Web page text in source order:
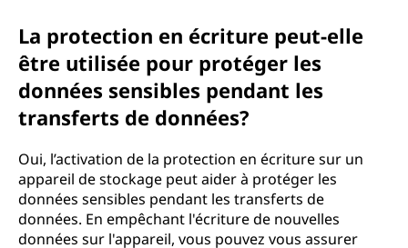
La protection en écriture peut-elle
être utilisée pour protéger les
données sensibles pendant les
transferts de données?
Oui, l’activation de la protection en écriture sur un
appareil de stockage peut aider à protéger les
données sensibles pendant les transferts de
données. En empêchant l'écriture de nouvelles
données sur l'appareil, vous pouvez vous assurer